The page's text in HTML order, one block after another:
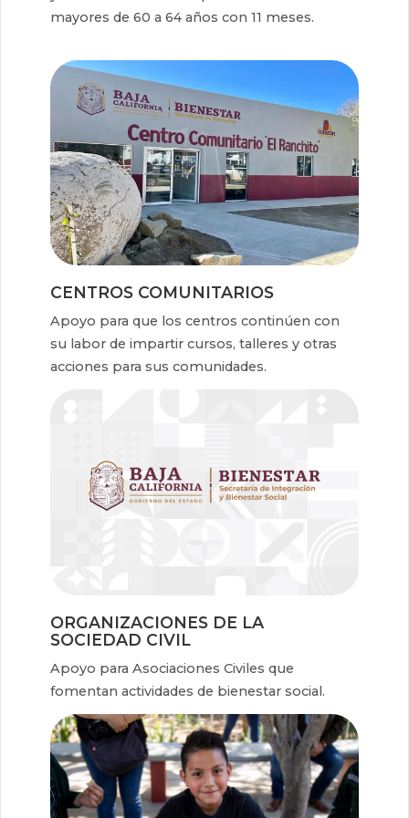
mayores de 60 a 64 años con 11 meses.
CENTROS COMUNITARIOS
Apoyo para que los centros continúen con
su labor de impartir cursos, talleres y otras
acciones para sus comunidades.
ORGANIZACIONES DE LA
SOCIEDAD CIVIL
Apoyo para Asociaciones Civiles que
fomentan actividades de bienestar social.